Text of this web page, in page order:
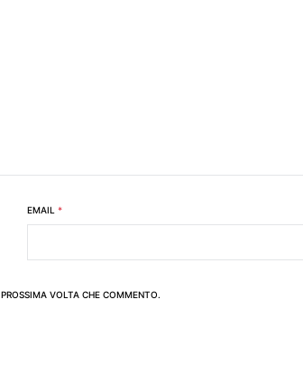
EMAIL *
VOLTA CHE COMMENTO.